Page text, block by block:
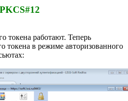
токена работают. Теперь
токена в режиме авторизованного